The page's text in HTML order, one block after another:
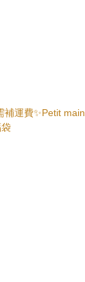
補運費✨Petit main